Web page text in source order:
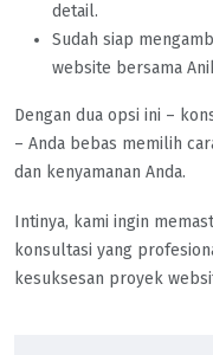
detail.
Sudah siap
website bersama
Dengan dua opsi ini –
– Anda bebas memilih
dan kenyamanan Anda.
Intinya, kami ingin
konsultasi yang
kesuksesan proyek